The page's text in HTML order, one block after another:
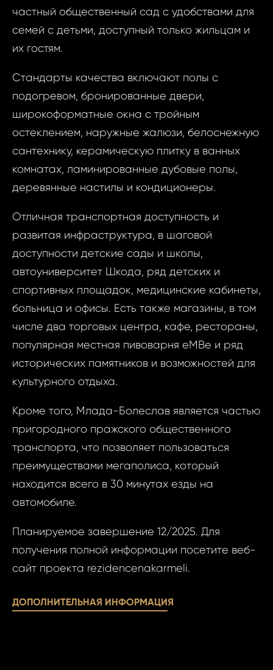
частный общественный сад с удобствами для
семей с детьми, доступный только жильцам и
их гостям.
Стандарты качества включают полы с
подогревом, бронированные двери,
широкоформатные окна с тройным
остеклением, наружные жалюзи, белоснежную
сантехнику, керамическую плитку в ванных
комнатах, ламинированные дубовые полы,
деревянные настилы и кондиционеры.
Отличная транспортная доступность и
развитая инфраструктура, в шаговой
доступности детские сады и школы,
автоуниверситет Шкода, ряд детских и
спортивных площадок, медицинские кабинеты,
больница и офисы. Есть также магазины, в том
числе два торговых центра, кафе, рестораны,
популярная местная пивоварня eMBe и ряд
исторических памятников и возможностей для
культурного отдыха.
Кроме того, Млада-Болеслав является частью
пригородного пражского общественного
транспорта, что позволяет пользоваться
преимуществами мегаполиса, который
находится всего в 30 минутах езды на
автомобиле.
Планируемое завершение 12/2025. Для
получения полной информации посетите веб-
сайт проекта rezidencenakarmeli.
ДОПОЛНИТЕЛЬНАЯ ИНФОРМАЦИЯ
ID1540 -
Mladá
ID1540 -